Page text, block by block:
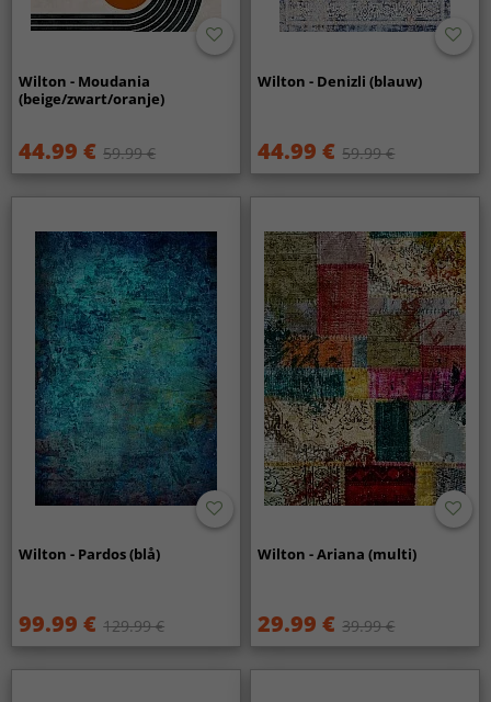
Wilton - Moudania
(beige/zwart/oranje)
44.99 € 59.99 €
Wilton - Denizli (blauw)
44.99 € 59.99 €
Wilton - Pardos (blå)
99.99 € 129.99 €
Wilton - Ariana (multi)
29.99 € 39.99 €